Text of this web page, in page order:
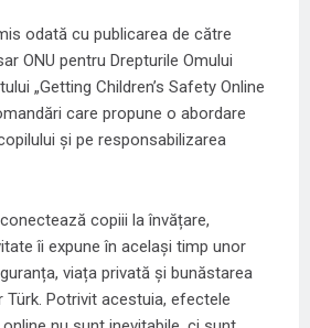
odată cu publicarea de către
ONU pentru Drepturile Omului
„Getting Children’s Safety Online
care propune o abordare
și pe responsabilizarea
copiii la învățare,
îi expune în același timp unor
viața privată și bunăstarea
Türk. Potrivit acestuia, efectele